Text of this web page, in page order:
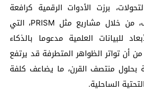
برزت الأدوات الرقمية كرافعة
جديدة للفهم والتكيف، من خلال مشاريع مثل PRISM، التي
للبيانات العلمية مدعوما بالذكاء
أن تواتر الظواهر المتطرفة قد يرتفع
المائة بحلول منتصف القرن، ما يضاعف كلفة
الساحلية.